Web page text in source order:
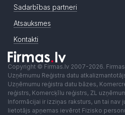
Sadarbības partneri
Atsauksmes
Kontakti
Copyright © Firmas.lv 2007-2026.
Uzņēmumu Reģistra datu
Uzņēmumu reģistra datu bāzes,
reģistrs, Komercķīlu reģistrs, ZL
Informācijai ir izziņas raksturs, un tai nav
lietotājs apņemas ievērot Fizisko